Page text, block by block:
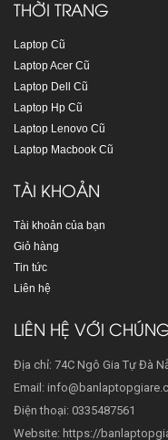
THỜI TRANG
Laptop Cũ
Laptop Acer Cũ
Laptop Dell Cũ
Laptop Hp Cũ
Laptop Lenovo Cũ
Laptop Macbook Cũ
TÀI KHOẢN
Tài khoản của bạn
Giỏ hàng
Tin tức
Liên hệ
LIÊN HỆ VỚI
Địa chỉ: 74C Ngô Gia Tự Đà
Email:
Điện thoại: 0335487561
Website: https://